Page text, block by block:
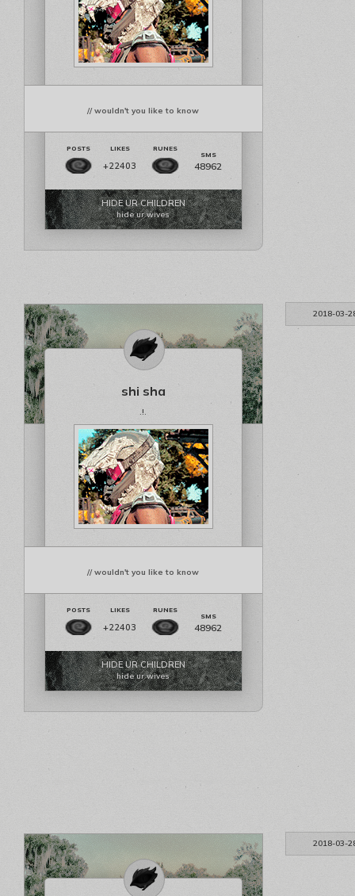
// wouldn't you like to know
+22403 48962
HIDE UR CHILDREN
hide ur wives
2018-03-
shi sha
.!.
// wouldn't you like to know
+22403 48962
HIDE UR CHILDREN
hide ur wives
2018-03-